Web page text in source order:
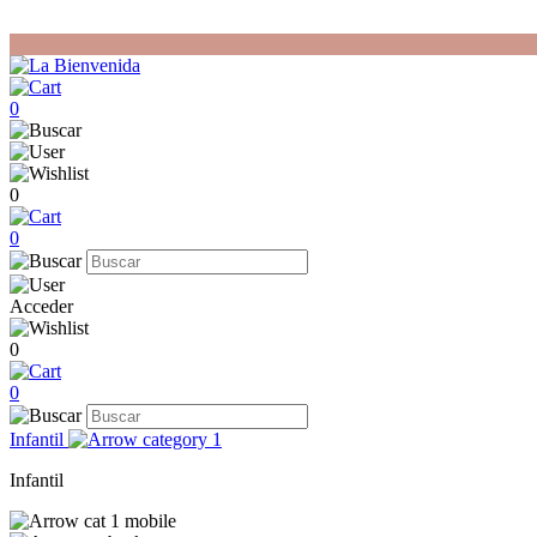
0
0
0
Acceder
0
0
Infantil
Infantil